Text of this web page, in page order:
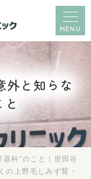
MENU
外と知らな
科”のこと｜世田谷
の上野毛しみず腎・